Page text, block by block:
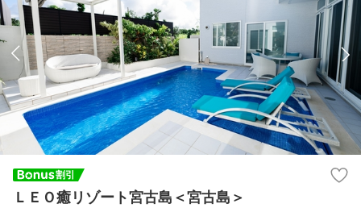
ＬＥＯ癒リゾート宮古島＜宮古島＞